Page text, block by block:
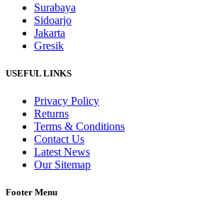
Surabaya
Sidoarjo
Jakarta
Gresik
USEFUL LINKS
Privacy Policy
Returns
Terms & Conditions
Contact Us
Latest News
Our Sitemap
Footer Menu